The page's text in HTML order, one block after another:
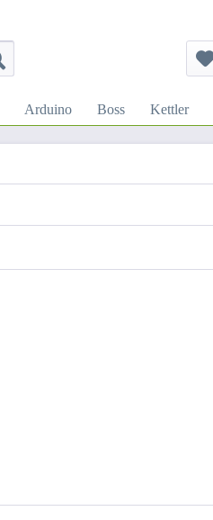
Arduino Boss Kettler